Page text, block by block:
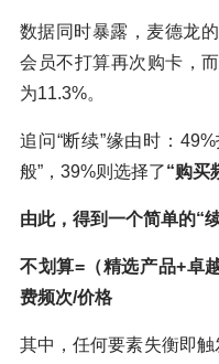
数据同时暴露，麦德龙
会员不打算再次购卡，
为11.3%。
追问“断续”缘由时：
般”，39%则选择了“购买
由此，得到一个简单的“
不划算=（精选产品+卓
费频次/价格
其中，任何要素失衡即触